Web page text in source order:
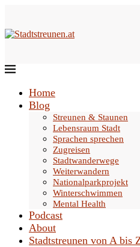
Home
Blog
Streunen & Staunen
Lebensraum Stadt
Sprachen sprechen
Zugreisen
Stadtwanderwege
Weiterwandern
Nationalparkprojekt
Winterschwimmen
Mental Health
Podcast
About
Stadtstreunen von A bis